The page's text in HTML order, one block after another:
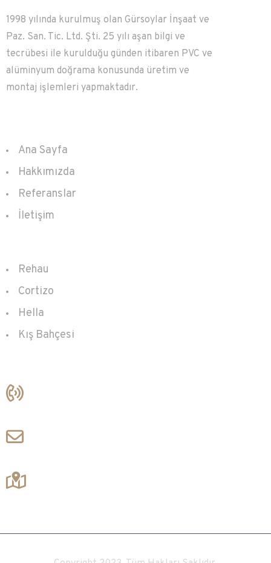
1998 yılında kurulmuş olan Gürsoylar İnşaat ve
Paz. San. Tic. Ltd. Şti. 25 yılı aşan bilgi ve
tecrübesi ile kurulduğu günden itibaren PVC ve
alüminyum doğrama konusunda üretim ve
montaj işlemleri yapmaktadır.
Ana Sayfa
Hakkımızda
Referanslar
İletişim
Rehau
Cortizo
Hella
Kış Bahçesi